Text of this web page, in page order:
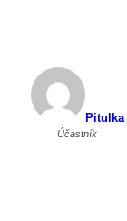
Pitulka
Účastník